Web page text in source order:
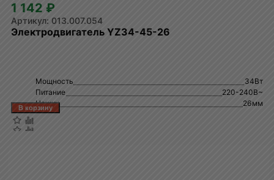
1 142 ₽
013.007.054
Электродвигатель YZ34-45-26
Мощность
34Вт
Питание
220-240В~
Ножки
26мм